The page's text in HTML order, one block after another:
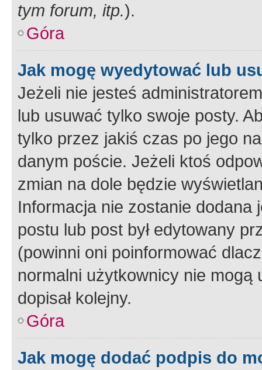
tym forum, itp.).
Góra
Jak mogę wyedytować lub
Jeżeli nie jesteś
lub usuwać tylko swoje posty.
tylko przez jakiś czas po jego
danym poście. Jeżeli ktoś
zmian na dole będzie
Informacja nie zostanie dodana
postu lub post był edytowany
(powinni oni poinformować
normalni użytkownicy nie
dopisał kolejny.
Góra
Jak mogę dodać podpis do